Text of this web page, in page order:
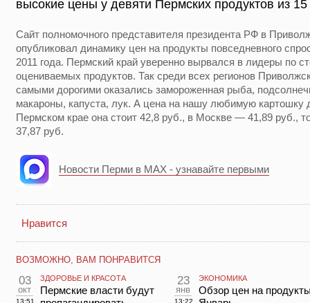
высокие цены у девяти Пермских продуктов из
Сайт полномочного представителя президента РФ в
опубликовал динамику цен на продукты повседневного
2011 года. Пермский край уверенно вырвался в лидеры по
оцениваемых продуктов. Так среди всех регионов
самыми дорогими оказались замороженная рыба,
макароны, капуста, лук. А цена на нашу любимую
Пермском крае она стоит 42,8 руб., в Москве — 41,89 руб.,
37,87 руб.
Новости Перми в MAX - узнавайте первыми
Нравится
ВОЗМОЖНО, ВАМ ПОНРАВИТСЯ
03
окт
13:51
ЗДОРОВЬЕ И КРАСОТА
Пермские власти будут
23
янв
13:22
ЭКОНОМИКА
Обзор цен на